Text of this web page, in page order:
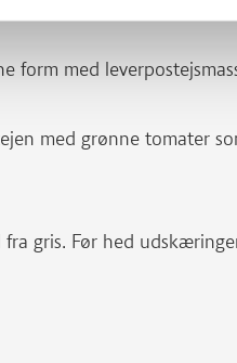
form med
med grønne tomater
gris. Før hed